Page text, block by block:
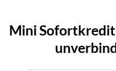
Mini Sofortkredit